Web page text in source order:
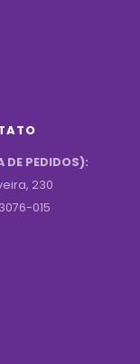
DE PEDIDOS):
230
015